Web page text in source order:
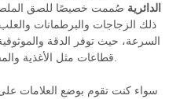
الدائرية صُممت خصيصًا للصق
ذلك الزجاجات والبرطمانات والعلب.
السرعة، حيث توفر الدقة
سواء كنت تقوم بوضع العلامات على